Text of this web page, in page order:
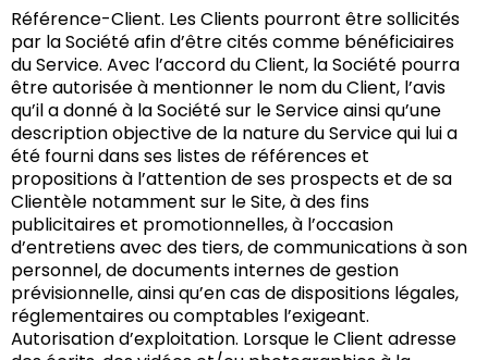
Référence-Client. Les Clients pourront être sollicités
par la Société afin d’être cités comme bénéficiaires
du Service. Avec l’accord du Client, la Société pourra
être autorisée à mentionner le nom du Client, l’avis
qu’il a donné à la Société sur le Service ainsi qu’une
description objective de la nature du Service qui lui a
été fourni dans ses listes de références et
propositions à l’attention de ses prospects et de sa
Clientèle notamment sur le Site, à des fins
publicitaires et promotionnelles, à l’occasion
d’entretiens avec des tiers, de communications à son
personnel, de documents internes de gestion
prévisionnelle, ainsi qu’en cas de dispositions légales,
réglementaires ou comptables l’exigeant.
Autorisation d’exploitation. Lorsque le Client adresse